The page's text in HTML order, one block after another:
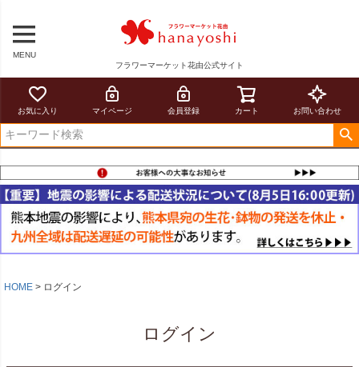
MENU
フラワーマーケット花由公式サイト
お気に入り マイページ 会員登録 カート お問い合わせ
HOME ログイン
ログイン